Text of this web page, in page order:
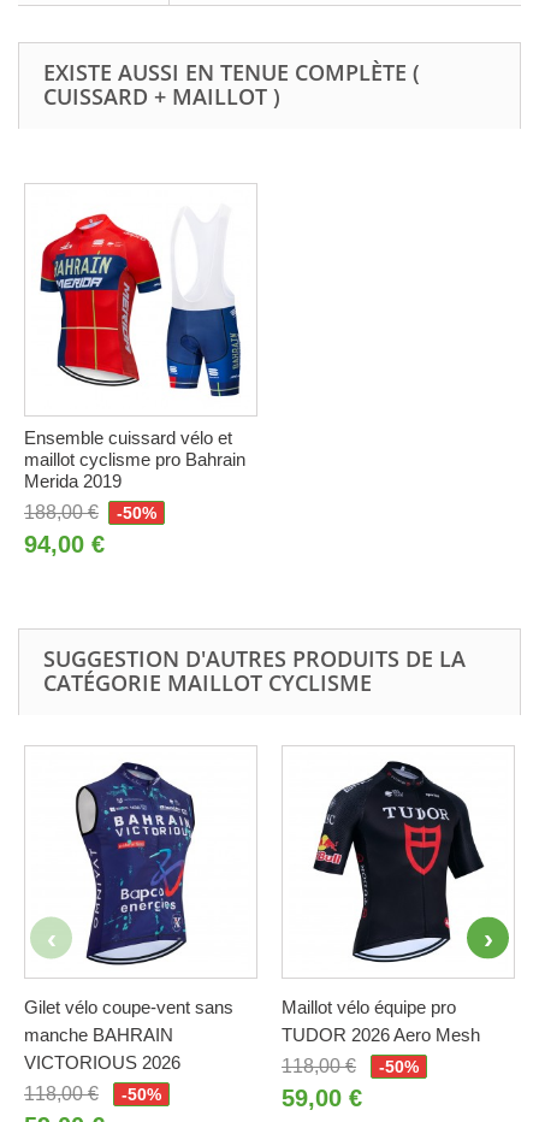
EXISTE AUSSI EN TENUE COMPLÈTE (
CUISSARD + MAILLOT )
Ensemble cuissard vélo et
maillot cyclisme pro Bahrain
Merida 2019
188,00 €
-50%
94,00 €
SUGGESTION D'AUTRES PRODUITS DE LA
CATÉGORIE MAILLOT CYCLISME
Gilet vélo coupe-vent sans
manche BAHRAIN
VICTORIOUS 2026
118,00 €
-50%
Maillot vélo équipe pro
TUDOR 2026 Aero Mesh
118,00 €
-50%
59,00 €